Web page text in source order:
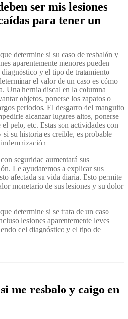
ser mis lesiones
para tener un
determine si su caso de resbalón y
aparentemente menores pueden
y el tipo de tratamiento
el valor de un caso es cómo
Una hernia discal en la columna
objetos, ponerse los zapatos o
periodos. El desgarro del manguito
alcanzar lugares altos, ponerse
pelo, etc. Estas son actividades con
su historia es creíble, es probable
seguridad aumentará sus
Le ayudaremos a explicar sus
afectada su vida diaria. Esto permite
monetario de sus lesiones y su dolor
determine si se trata de un caso
lesiones aparentemente leves
del diagnóstico y el tipo de
me resbalo y caigo en